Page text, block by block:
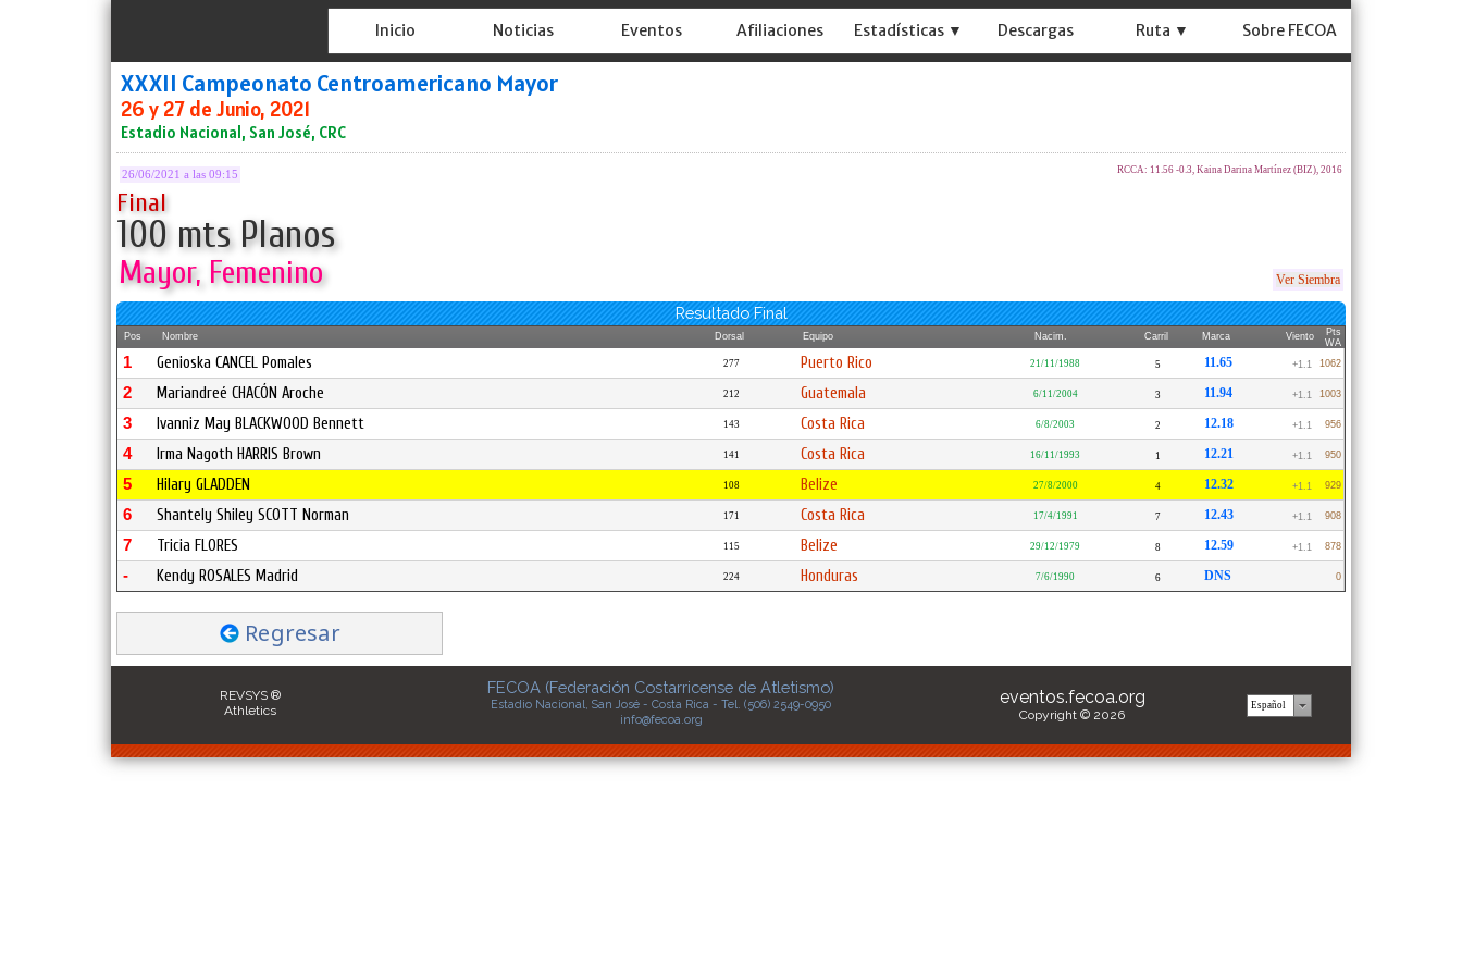
Inicio Noticias Eventos Afiliaciones Estadísticas ▼ Descargas Ruta ▼ Sobre FECOA
XXXII Campeonato Centroamericano Mayor
26 y 27 de Junio, 2021
Estadio Nacional, San José, CRC
26/06/2021 a las 09:15 RCCA: 11.56 -0.3, Kaina Darina Martínez (BIZ), 2016
Final
100 mts Planos
Mayor, Femenino Ver Siembra
Resultado Final
Pos Nombre Dorsal Equipo Nacim. Carril Marca Viento
Pts
WA
1 Genioska CANCEL Pomales 277 Puerto Rico 21/11/1988 5 11.65 +1.1 1062
2 Mariandreé CHACÓN Aroche 212 Guatemala 6/11/2004 3 11.94 +1.1 1003
3 Ivanniz May BLACKWOOD Bennett 143 Costa Rica 6/8/2003 2 12.18 +1.1 956
4 Irma Nagoth HARRIS Brown 141 Costa Rica 16/11/1993 1 12.21 +1.1 950
5 Hilary GLADDEN 108 Belize 27/8/2000 4 12.32 +1.1 929
6 Shantely Shiley SCOTT Norman 171 Costa Rica 17/4/1991 7 12.43 +1.1 908
7 Tricia FLORES 115 Belize 29/12/1979 8 12.59 +1.1 878
- Kendy ROSALES Madrid 224 Honduras 7/6/1990 6 DNS 0
Regresar
REVSYS ®
Athletics
FECOA (Federación Costarricense de Atletismo)
Estadio Nacional, San José - Costa Rica - Tel. (506) 2549-0950
info@fecoa.org
eventos.fecoa.org
Copyright © 2026